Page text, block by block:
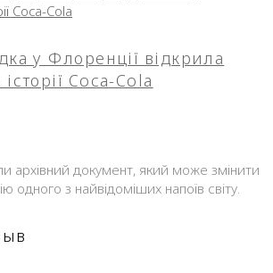
у Флоренції відкрила
Coca-Cola
архівний документ, який може змінити
одного з найвідоміших напоїв світу.